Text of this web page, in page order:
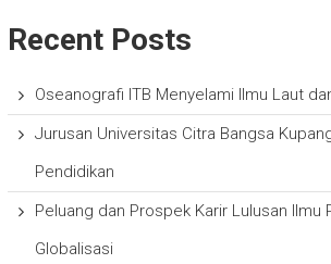
Recent Posts
Oseanografi ITB Menyelami Ilmu Laut
Jurusan Universitas Citra Bangsa
Pendidikan
Peluang dan Prospek Karir Lulusan Ilmu
Globalisasi